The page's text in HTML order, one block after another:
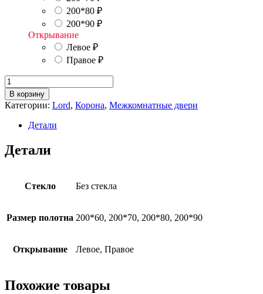
200*80 ₽
200*90 ₽
Открывание
Левое ₽
Правое ₽
Количество
товара
К12
глухая
В корзину
Категории: Lord, Корона, Межкомнатные двери
Детали
Детали
Стекло Без стекла
Размер полотна 200*60, 200*70, 200*80, 200*90
Открывание Левое, Правое
Похожие товары